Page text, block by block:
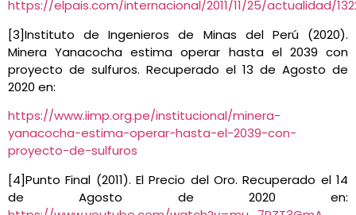
https://elpais.com/internacional/2011/11/25/actualidad/
[3]Instituto de Ingenieros de Minas del Perú (2020).
Minera Yanacocha estima operar hasta el 2039 con
proyecto de sulfuros. Recuperado el 13 de Agosto de
2020 en:
https://www.iimp.org.pe/institucional/minera-
yanacocha-estima-operar-hasta-el-2039-con-
proyecto-de-sulfuros
[4]Punto Final (2011). El Precio del Oro. Recuperado el 14
de Agosto de 2020 en: